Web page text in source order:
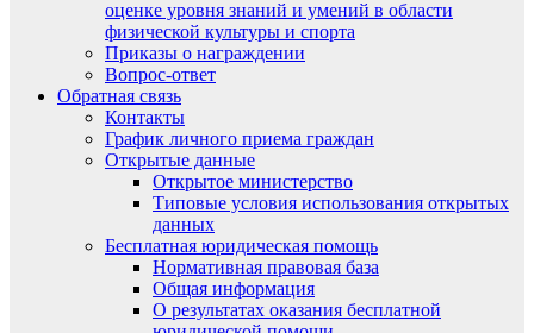
оценке уровня знаний и умений в области
физической культуры и спорта
Приказы о награждении
Вопрос-ответ
Обратная связь
Контакты
График личного приема граждан
Открытые данные
Открытое министерство
Типовые условия использования открытых
данных
Бесплатная юридическая помощь
Нормативная правовая база
Общая информация
О результатах оказания бесплатной